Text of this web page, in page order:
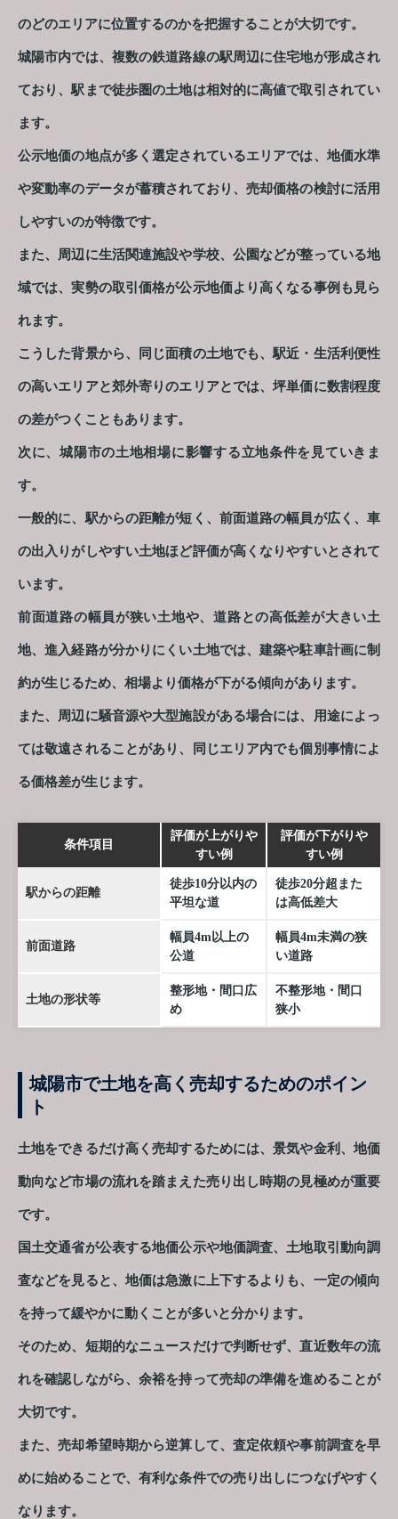
のどのエリアに位置するのかを把握することが大切です。
城陽市内では、複数の鉄道路線の駅周辺に住宅地が形成され
ており、駅まで徒歩圏の土地は相対的に高値で取引されてい
ます。
公示地価の地点が多く選定されているエリアでは、地価水準
や変動率のデータが蓄積されており、売却価格の検討に活用
しやすいのが特徴です。
また、周辺に生活関連施設や学校、公園などが整っている地
域では、実勢の取引価格が公示地価より高くなる事例も見ら
れます。
こうした背景から、同じ面積の土地でも、駅近・生活利便性
の高いエリアと郊外寄りのエリアとでは、坪単価に数割程度
の差がつくこともあります。
次に、城陽市の土地相場に影響する立地条件を見ていきま
す。
一般的に、駅からの距離が短く、前面道路の幅員が広く、車
の出入りがしやすい土地ほど評価が高くなりやすいとされて
います。
前面道路の幅員が狭い土地や、道路との高低差が大きい土
地、進入経路が分かりにくい土地では、建築や駐車計画に制
約が生じるため、相場より価格が下がる傾向があります。
また、周辺に騒音源や大型施設がある場合には、用途によっ
ては敬遠されることがあり、同じエリア内でも個別事情によ
る価格差が生じます。
条件項目
評価が上がりや
すい例
評価が下がりや
すい例
駅からの距離
徒歩10分以内の
平坦な道
徒歩20分超また
は高低差大
前面道路
幅員4m以上の
公道
幅員4m未満の狭
い道路
土地の形状等
整形地・間口広
め
不整形地・間口
狭小
城陽市で土地を高く売却するためのポイン
ト
土地をできるだけ高く売却するためには、景気や金利、地価
動向など市場の流れを踏まえた売り出し時期の見極めが重要
です。
国土交通省が公表する地価公示や地価調査、土地取引動向調
査などを見ると、地価は急激に上下するよりも、一定の傾向
を持って緩やかに動くことが多いと分かります。
そのため、短期的なニュースだけで判断せず、直近数年の流
れを確認しながら、余裕を持って売却の準備を進めることが
大切です。
また、売却希望時期から逆算して、査定依頼や事前調査を早
めに始めることで、有利な条件での売り出しにつなげやすく
なります。